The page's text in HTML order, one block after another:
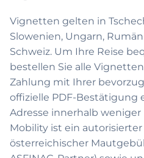
Vignetten gelten in
Slowenien, Ungarn,
Schweiz. Um Ihre Reise
bestellen Sie alle
Zahlung mit Ihrer
offizielle PDF-Bestätigung
Adresse innerhalb
Mobility ist ein autorisierter
österreichischer